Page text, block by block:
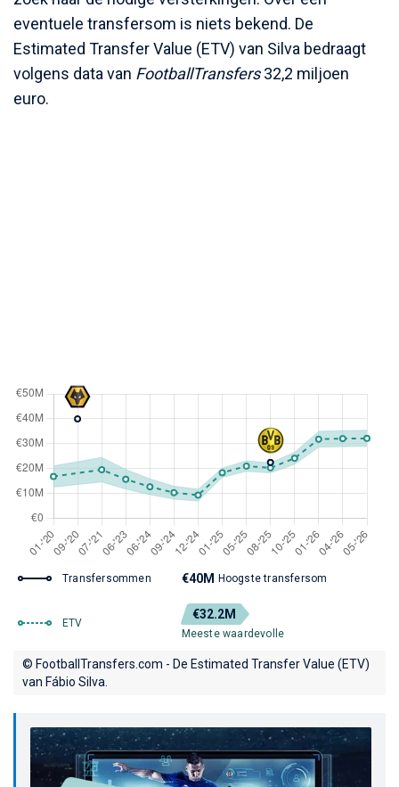
eventuele transfersom is niets bekend. De
Estimated Transfer Value (ETV) van Silva bedraagt
volgens data van FootballTransfers32,2 miljoen
euro.
Transfersommen €40M Hoogste transfersom
ETV
€32.2M
Meeste waardevolle
© FootballTransfers.com - De Estimated Transfer Value (ETV)
van Fábio Silva.